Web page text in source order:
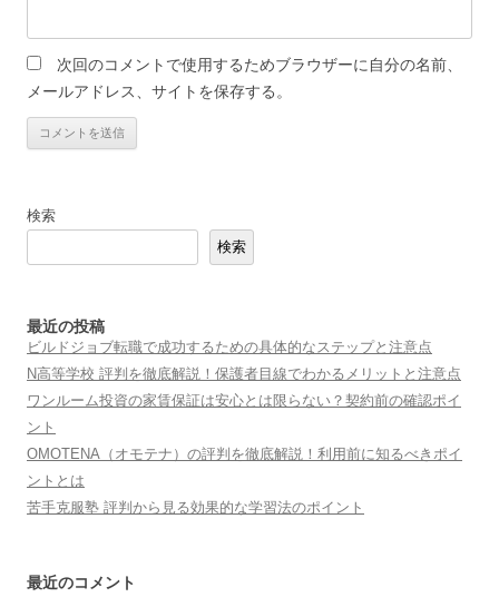
次回のコメントで使用するためブラウザーに自分の名前、
メールアドレス、サイトを保存する。
検索
検索
最近の投稿
ビルドジョブ転職で成功するための具体的なステップと注意点
N高等学校 評判を徹底解説！保護者目線でわかるメリットと注意点
ワンルーム投資の家賃保証は安心とは限らない？契約前の確認ポイ
ント
OMOTENA（オモテナ）の評判を徹底解説！利用前に知るべきポイ
ントとは
苦手克服塾 評判から見る効果的な学習法のポイント
最近のコメント